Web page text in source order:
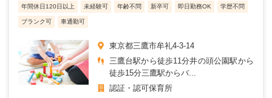
年間休日120日以上 未経験可 年齢不問 新卒可 即日勤務OK 学歴不問
ブランク可 車通勤可
東京都三鷹市牟礼4-3-14
三鷹台駅から徒歩11分井の頭公園駅から
徒歩15分三鷹駅からバ...
認証・認可保育所